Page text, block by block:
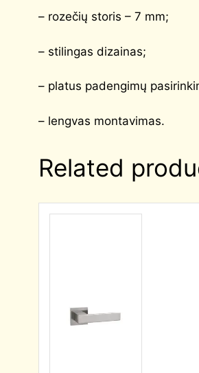
– rozečių storis – 7 mm;
– stilingas dizainas;
– platus padengimų
– lengvas montavimas.
Related